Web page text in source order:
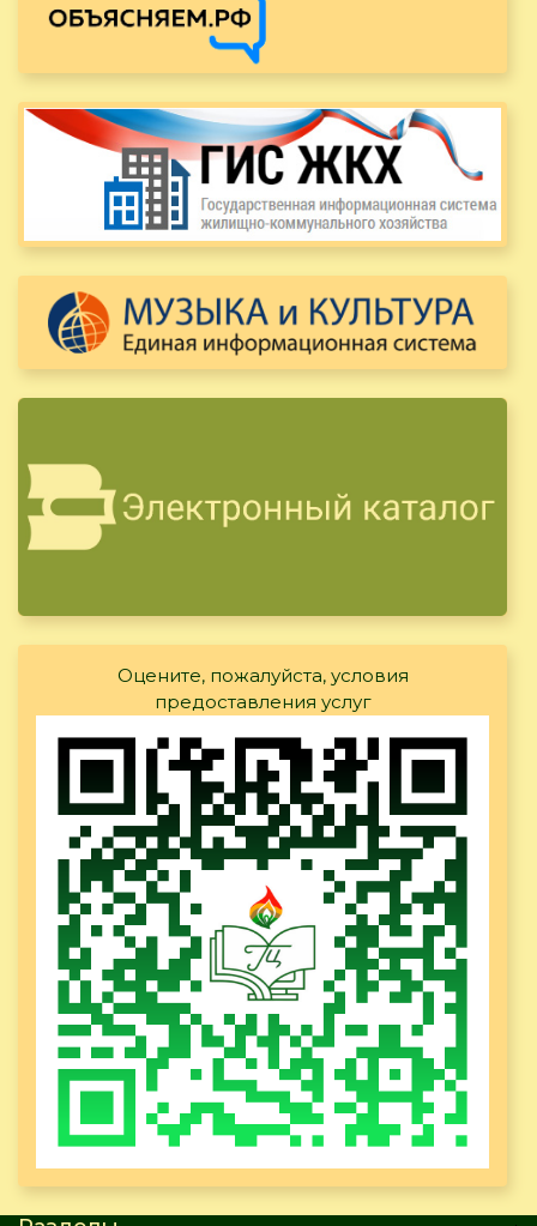
Оцените, пожалуйста, условия
предоставления услуг